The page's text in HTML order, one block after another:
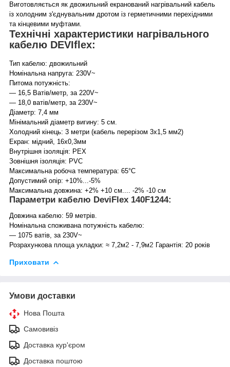
Виготовляється як двожильний екранований нагрівальний кабель
із холодним з'єднувальним дротом із герметичними перехідними
та кінцевими муфтами.
Технічні характеристики нагрівального
кабелю DEVIflex:
Тип кабелю: двожильний
Номінальна напруга: 230V~
Питома потужність:
— 16,5 Ватів/метр, за 220V~
— 18,0 ватів/метр, за 230V~
Діаметр: 7,4 мм
Мінімальний діаметр вигину: 5 см.
Холодний кінець: 3 метри (кабель перерізом 3х1,5 мм2)
Екран: мідний, 16х0,3мм
Внутрішня ізоляція: PEX
Зовнішня ізоляція: PVC
Максимальна робоча температура: 65°C
Допустимий опір: +10%...-5%
Максимальна довжина: +2% +10 см.... -2% -10 см
Параметри кабелю DeviFlex 140F1244:
Довжина кабелю: 59 метрів.
Номінальна споживана потужність кабелю:
— 1075 ватів, за 230V~
Розрахункова площа укладки: ≈ 7,2м2 - 7,9м2 Гарантія: 20 років
Приховати
Умови доставки
Нова Пошта
Самовивіз
Доставка кур'єром
Доставка поштою